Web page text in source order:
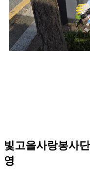
빛고을사랑봉사
영